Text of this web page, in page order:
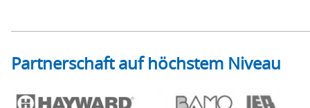
Partnerschaft auf höchstem Niveau